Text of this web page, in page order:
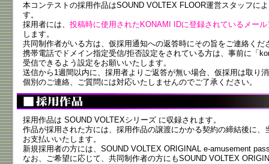
本コンテストの採用作品はSOUND VOLTEX FLOOR運営スタッフに
す。
採用者には、 投稿時に使用されたKONAMI IDに登録されているメー
します。
共同制作者がいる方は、仮採用通知への返答時にその旨をご連絡くだ
携帯電話でドメイン指定受信/拒否設定をされている方は、事前に「
受信できるよう設定をお願いいたします。
送信から1週間以内に、採用者よりご返答が無い場合、仮採用は取り
個別のご連絡、ご質問には対応いたしませんのでご了承ください。
採用作品は SOUND VOLTEXシリーズ に収録されます。
作品が採用された方には、採用作品の譲渡にかかる契約の締結後に
お支払いいたします。
新規採用者の方には、SOUND VOLTEX ORIGINAL e-amusement
なお、ご希望に応じて、共同制作者の方にもSOUND VOLTEX